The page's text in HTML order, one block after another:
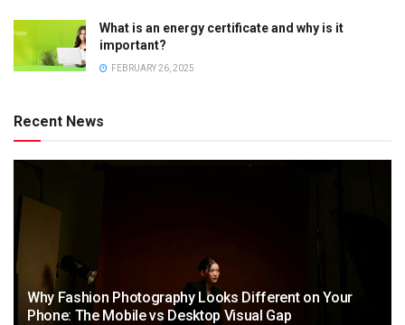
What is an energy certificate and why is it
important?
FEBRUARY 26, 2025
Recent News
Why Fashion Photography Looks Different on Your
Phone: The Mobile vs Desktop Visual Gap